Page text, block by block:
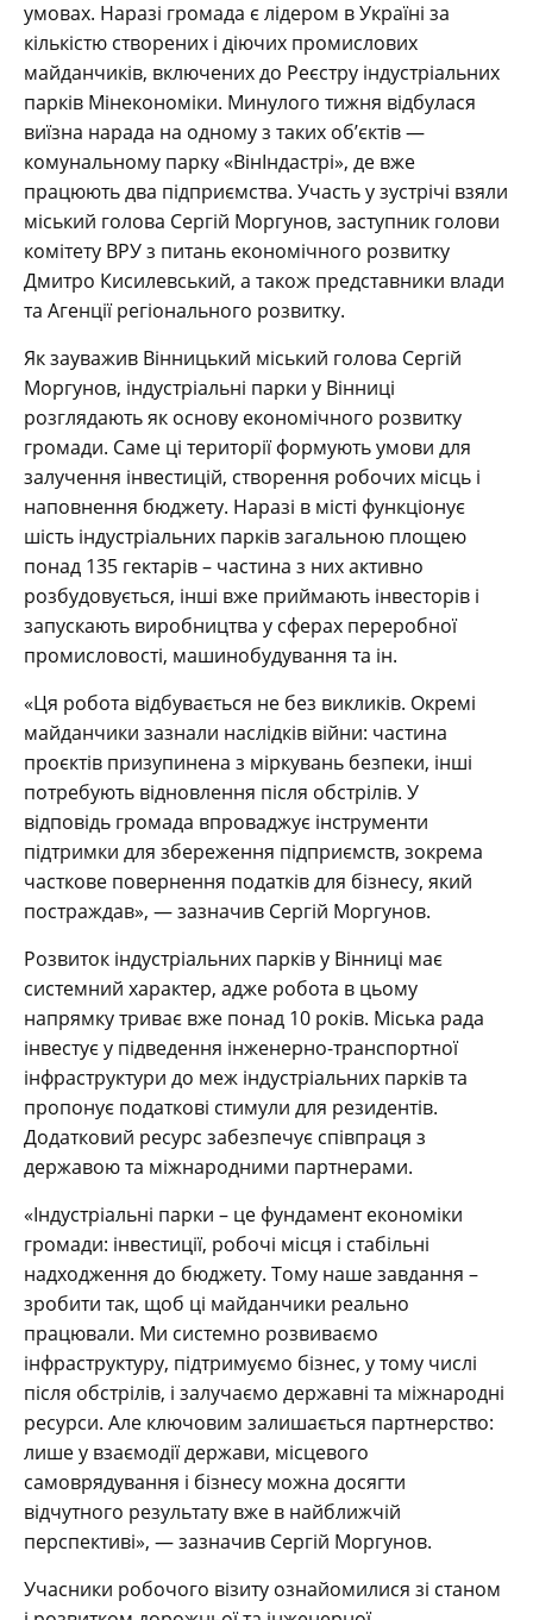
умовах. Наразі громада є лідером в Україні за
кількістю створених і діючих промислових
майданчиків, включених до Реєстру індустріальних
парків Мінекономіки. Минулого тижня відбулася
виїзна нарада на одному з таких об’єктів —
комунальному парку «ВінІндастрі», де вже
працюють два підприємства. Участь у зустрічі взяли
міський голова Сергій Моргунов, заступник голови
комітету ВРУ з питань економічного розвитку
Дмитро Кисилевський, а також представники влади
та Агенції регіонального розвитку.
Як зауважив Вінницький міський голова Сергій
Моргунов, індустріальні парки у Вінниці
розглядають як основу економічного розвитку
громади. Саме ці території формують умови для
залучення інвестицій, створення робочих місць і
наповнення бюджету. Наразі в місті функціонує
шість індустріальних парків загальною площею
понад 135 гектарів – частина з них активно
розбудовується, інші вже приймають інвесторів і
запускають виробництва у сферах переробної
промисловості, машинобудування та ін.
«Ця робота відбувається не без викликів. Окремі
майданчики зазнали наслідків війни: частина
проєктів призупинена з міркувань безпеки, інші
потребують відновлення після обстрілів. У
відповідь громада впроваджує інструменти
підтримки для збереження підприємств, зокрема
часткове повернення податків для бізнесу, який
постраждав», — зазначив Сергій Моргунов.
Розвиток індустріальних парків у Вінниці має
системний характер, адже робота в цьому
напрямку триває вже понад 10 років. Міська рада
інвестує у підведення інженерно-транспортної
інфраструктури до меж індустріальних парків та
пропонує податкові стимули для резидентів.
Додатковий ресурс забезпечує співпраця з
державою та міжнародними партнерами.
«Індустріальні парки – це фундамент економіки
громади: інвестиції, робочі місця і стабільні
надходження до бюджету. Тому наше завдання –
зробити так, щоб ці майданчики реально
працювали. Ми системно розвиваємо
інфраструктуру, підтримуємо бізнес, у тому числі
після обстрілів, і залучаємо державні та міжнародні
ресурси. Але ключовим залишається партнерство:
лише у взаємодії держави, місцевого
самоврядування і бізнесу можна досягти
відчутного результату вже в найближчій
перспективі», — зазначив Сергій Моргунов.
Учасники робочого візиту ознайомилися зі станом